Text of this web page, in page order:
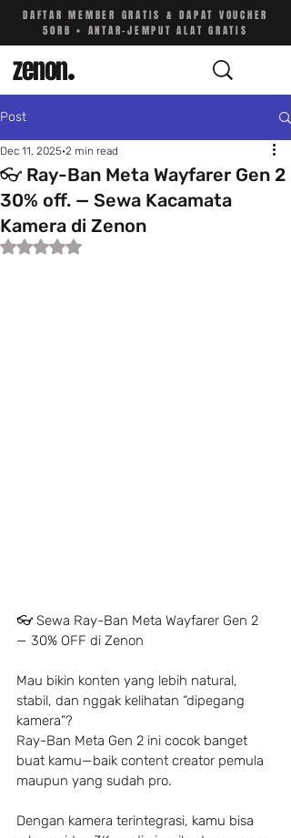
DAFTAR MEMBER GRATIS & DAPAT VOUCHER
50RB • ANTAR-JEMPUT ALAT GRATIS
zenon.
Post
👓 Ray-Ban Meta Wayfarer Gen 2
30% off. — Sewa Kacamata
Kamera di Zenon
Dec 11, 2025 2 min read
Rated NaN out of 5 stars.
👓 Sewa Ray-Ban Meta Wayfarer Gen 2
— 30% OFF di Zenon
Mau bikin konten yang lebih natural,
stabil, dan nggak kelihatan “dipegang
kamera”?
Ray-Ban Meta Gen 2 ini cocok banget
buat kamu—baik content creator pemula
maupun yang sudah pro.
Dengan kamera terintegrasi, kamu bisa